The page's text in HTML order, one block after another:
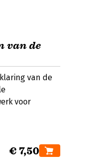
van de
van de
voor
€ 7,50